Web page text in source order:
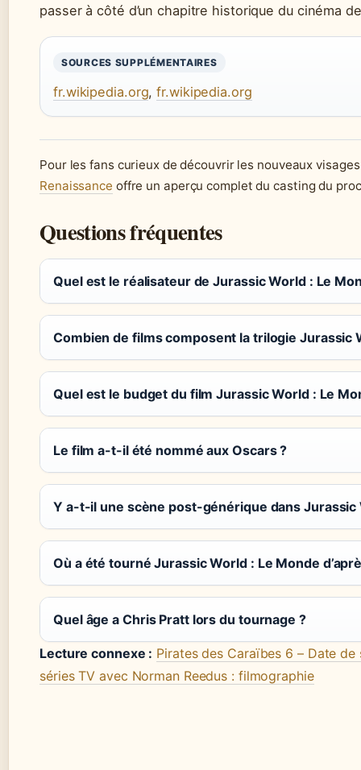
passer à côté d’un chapitre historique du cinéma
SOURCES SUPPLÉMENTAIRES
fr.wikipedia.org,fr.wikipedia.org
Pour les fans curieux de découvrir les nouveaux
Renaissance offre un aperçu complet du casting du
Questions fréquentes
Quel est le réalisateur de Jurassic World : Le
Combien de films composent la trilogie Jurassic
Quel est le budget du film Jurassic World : Le
Le film a-t-il été nommé aux Oscars ?
Y a-t-il une scène post-générique dans Jurassic
Où a été tourné Jurassic World : Le Monde
Quel âge a Chris Pratt lors du tournage ?
Lecture connexe : Pirates des Caraïbes 6 – Date
séries TV avec Norman Reedus : filmographie